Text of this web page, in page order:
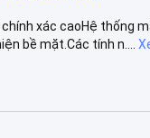
xác caoHệ thống
bề mặt.Các tính n....